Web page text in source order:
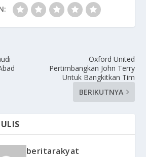
Oxford United
Pertimbangkan John Terry
Untuk Bangkitkan Tim
BERIKUTNYA
beritarakyat